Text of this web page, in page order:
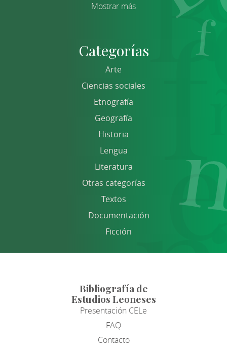
Mostrar más
Categorías
Arte
Ciencias sociales
Etnografía
Geografía
Historia
Lengua
Literatura
Otras categorías
Textos
Documentación
Ficción
Bibliografía de
Estudios Leoneses
Presentación CELe
FAQ
Contacto